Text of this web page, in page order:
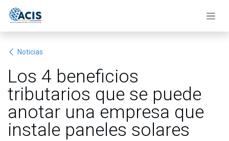
Noticias
Los 4 beneficios
tributarios que se puede
anotar una empresa que
instale paneles solares